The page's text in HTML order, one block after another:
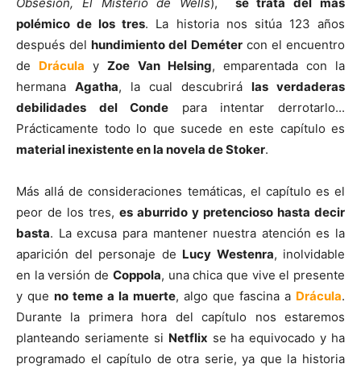
polémico de los tres. La historia nos sitúa 123 años
después delhundimiento del Demétercon el encuentro
de Drácula yZoe Van Helsing, emparentada con la
hermana Agatha, la cual descubrirá las verdaderas
debilidades del Conde para intentar derrotarlo...
Prácticamente todo lo que sucede en este capítulo es
material inexistente en la novela de Stoker.
Más allá de consideraciones temáticas, el capítulo es el
peor de los tres, es aburrido y pretencioso hasta decir
basta. La excusa para mantener nuestra atención es la
aparición del personaje de Lucy Westenra, inolvidable
en la versión de Coppola, una chica que vive el presente
y que no teme a la muerte, algo que fascina a Drácula.
Durante la primera hora del capítulo nos estaremos
planteando seriamente si Netflix se ha equivocado y ha
programado el capítulo de otra serie, ya que la historia